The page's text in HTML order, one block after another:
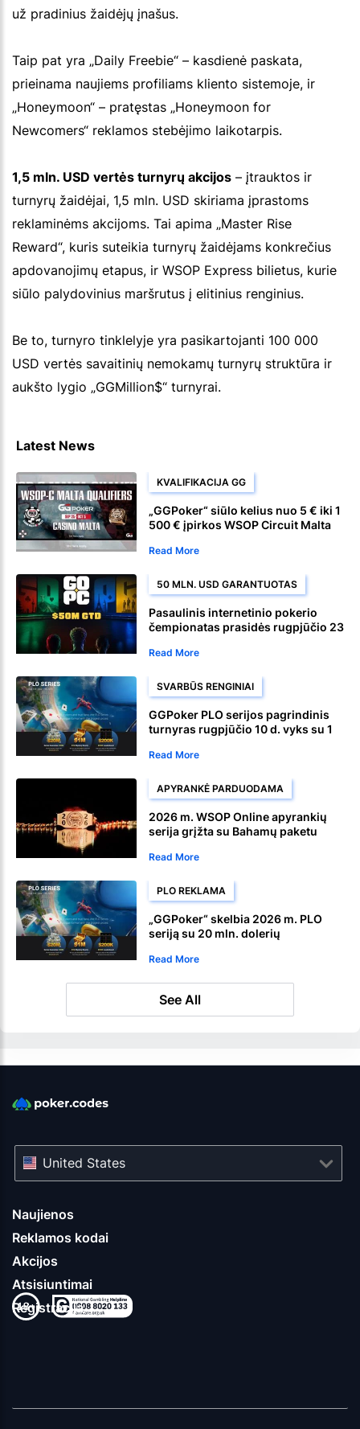
už pradinius žaidėjų įnašus.
Taip pat yra „Daily Freebie“ – kasdienė paskata,
prieinama naujiems profiliams kliento sistemoje, ir
„Honeymoon“ – pratęstas „Honeymoon for
Newcomers“ reklamos stebėjimo laikotarpis.
1,5 mln. USD vertės turnyrų akcijos – įtrauktos ir
turnyrų žaidėjai, 1,5 mln. USD skiriama įprastoms
reklaminėms akcijoms. Tai apima „Master Rise
Reward“, kuris suteikia turnyrų žaidėjams konkrečius
apdovanojimų etapus, ir WSOP Express bilietus, kurie
siūlo palydovinius maršrutus į elitinius renginius.
Be to, turnyro tinklelyje yra pasikartojanti 100 000
USD vertės savaitinių nemokamų turnyrų struktūra ir
aukšto lygio „GGMillion$“ turnyrai.
Latest News
KVALIFIKACIJA GG
„GGPoker“ siūlo kelius nuo 5 € iki 1
500 € įpirkos WSOP Circuit Malta
Read More
50 MLN. USD GARANTUOTAS
Pasaulinis internetinio pokerio
čempionatas prasidės rugpjūčio 23
Read More
SVARBŪS RENGINIAI
GGPoker PLO serijos pagrindinis
turnyras rugpjūčio 10 d. vyks su 1
Read More
APYRANKĖ PARDUODAMA
2026 m. WSOP Online apyrankių
serija grįžta su Bahamų paketu
Read More
PLO REKLAMA
„GGPoker“ skelbia 2026 m. PLO
seriją su 20 mln. dolerių
Read More
See All
Naujienos
Reklamos kodai
Akcijos
Atsisiuntimai
Registracija
United States